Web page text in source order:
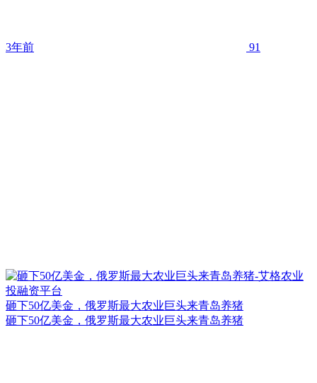
3年前 91
砸下50亿美金，俄罗斯最大农业巨头来青岛养猪
砸下50亿美金，俄罗斯最大农业巨头来青岛养猪